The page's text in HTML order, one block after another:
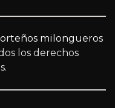
milongueros
los derechos